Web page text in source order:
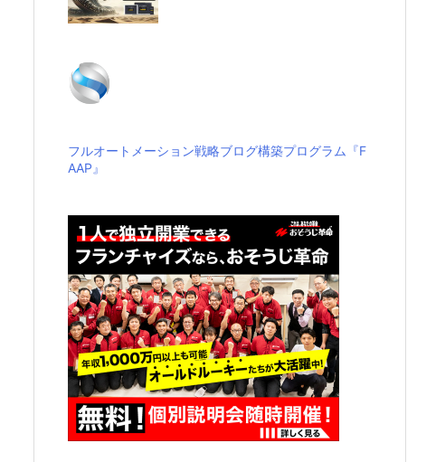
フルオートメーション戦略ブログ構築プログラム『F
AAP』